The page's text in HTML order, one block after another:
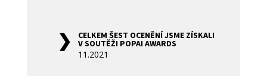
CELKEM ŠEST OCENĚNÍ JSME ZÍSKALI
V SOUTĚŽI POPAI AWARDS
11.2021